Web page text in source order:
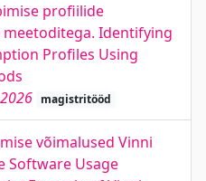
profiilide
Identifying
Profiles Using
magistritööd
võimalused Vinni
Software Usage